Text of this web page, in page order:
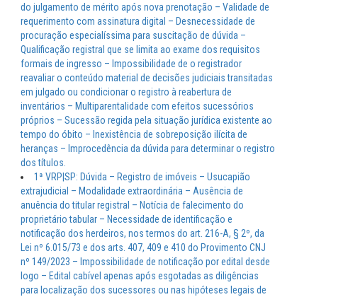
do julgamento de mérito após nova prenotação – Validade de
requerimento com assinatura digital – Desnecessidade de
procuração especialíssima para suscitação de dúvida –
Qualificação registral que se limita ao exame dos requisitos
formais de ingresso – Impossibilidade de o registrador
reavaliar o conteúdo material de decisões judiciais transitadas
em julgado ou condicionar o registro à reabertura de
inventários – Multiparentalidade com efeitos sucessórios
próprios – Sucessão regida pela situação jurídica existente ao
tempo do óbito – Inexistência de sobreposição ilícita de
heranças – Improcedência da dúvida para determinar o registro
dos títulos.
1ª VRP|SP: Dúvida – Registro de imóveis – Usucapião
extrajudicial – Modalidade extraordinária – Ausência de
anuência do titular registral – Notícia de falecimento do
proprietário tabular – Necessidade de identificação e
notificação dos herdeiros, nos termos do art. 216-A, § 2º, da
Lei nº 6.015/73 e dos arts. 407, 409 e 410 do Provimento CNJ
nº 149/2023 – Impossibilidade de notificação por edital desde
logo – Edital cabível apenas após esgotadas as diligências
para localização dos sucessores ou nas hipóteses legais de